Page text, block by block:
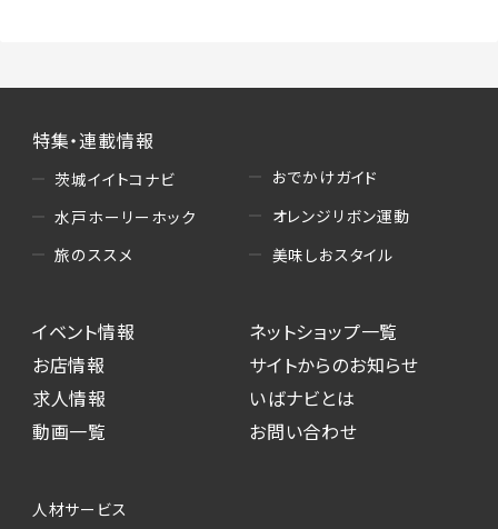
特集・連載情報
茨城イイトコナビ
水戸ホーリーホック
旅のススメ
おでかけガイド
オレンジリボン運動
美味しおスタイル
イベント情報
お店情報
求人情報
動画一覧
ネットショップ一覧
サイトからのお知らせ
いばナビとは
お問い合わせ
人材サービス